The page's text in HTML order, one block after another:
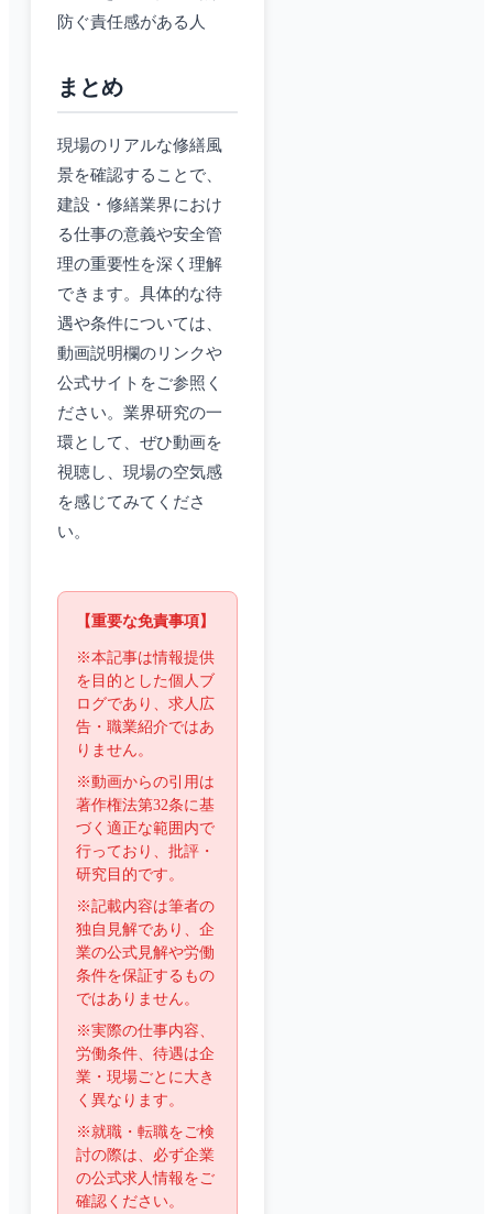
防ぐ責任感がある人
まとめ
現場のリアルな修繕風
景を確認することで、
建設・修繕業界におけ
る仕事の意義や安全管
理の重要性を深く理解
できます。具体的な待
遇や条件については、
動画説明欄のリンクや
公式サイトをご参照く
ださい。業界研究の一
環として、ぜひ動画を
視聴し、現場の空気感
を感じてみてくださ
い。
【重要な免責事項】
※本記事は情報提供
を目的とした個人ブ
ログであり、求人広
告・職業紹介ではあ
りません。
※動画からの引用は
著作権法第32条に基
づく適正な範囲内で
行っており、批評・
研究目的です。
※記載内容は筆者の
独自見解であり、企
業の公式見解や労働
条件を保証するもの
ではありません。
※実際の仕事内容、
労働条件、待遇は企
業・現場ごとに大き
く異なります。
※就職・転職をご検
討の際は、必ず企業
の公式求人情報をご
確認ください。